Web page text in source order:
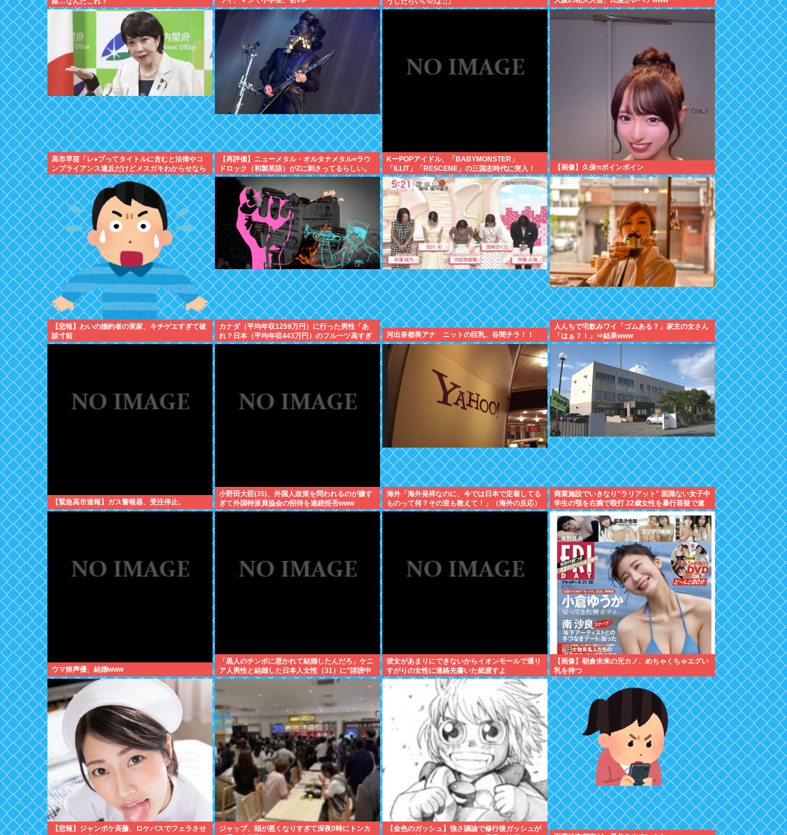
高市早苗「レ●プってタイトルに含むと法律やコ
ンプライアンス違反だけどメスガキわからせなら
問題ないわ」異常だろ日本
【再評価】ニューメタル・オルタナメタル=ラウ
ドロック（和製英語）がZに刺さってるらしい。
お前らがキッズの頃好きだったバンドは何？
KーPOPアイドル、「BABYMONSTER」
「ILLIT」「RESCENE」の三国志時代に突入！
【画像】久保πボインボイン
【悲報】わいの婚約者の実家、キチゲエすぎて破
談寸前
カナダ（平均年収1259万円）に行った男性「あ
れ？日本（平均年収443万円）のフルーツ高すぎ
ない？」
河出奈都美アナ ニットの巨乳、谷間チラ！！
人んちで宅飲みワイ「ゴムある？」家主の女さん
「はぁ？！」⇒結果www
【緊急高市速報】ガス警報器、受注停止。
小野田大臣(35)、外国人政策を問われるのが嫌す
ぎて外国特派員協会の招待を連続拒否www
海外「海外発祥なのに、今では日本で定着してる
ものって何？その逆も教えて！」（海外の反応）
商業施設でいきなり"ラリアット" 面識ない女子中
学生の顎を右腕で殴打 22歳女性を暴行容疑で逮
捕
ウマ娘声優、結婚www
「黒人のチンポに惹かれて結婚したんだろ」ケニ
ア人男性と結婚した日本人女性（31）に”誹謗中
傷”殺到
彼女があまりにできないからイオンモールで通り
すがりの女性に連絡先書いた紙渡すよ
【画像】朝倉未来の元カノ、めちゃくちゃエグい
乳を持つ
【悲報】ジャンポケ斉藤、ロケバスでフェラさせ
ジャップ、頭が悪くなりすぎて深夜0時にトンカ
【金色のガッシュ】強さ議論で修行後ガッシュが